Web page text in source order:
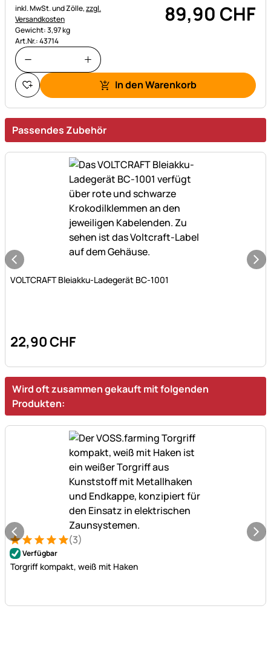
Steuerhinweis:
inkl. MwSt. und Zölle,zzgl.
Versandkosten
Gewicht: 3,97 kg
Art.Nr.: 43714
89,90 CHF
In den Warenkorb
Passendes Zubehör
Noch keine Bewertungen abgegeben
VOLTCRAFT Bleiakku-Ladegerät BC-1001
22,90CHF
Wird oft zusammen gekauft mit folgenden
Produkten:
Bewertung: 5 von 5 (3 Bewertungen)
3 Bewertungen
(3)
Verfügbar
Torgriff kompakt, weiß mit Haken